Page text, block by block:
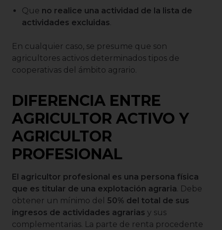
Que no realice una actividad de la lista de
actividades excluidas.
En cualquier caso, se presume que son
agricultores activos determinados tipos de
cooperativas del ámbito agrario.
DIFERENCIA ENTRE
AGRICULTOR ACTIVO Y
AGRICULTOR
PROFESIONAL
El agricultor profesional es una persona física
que es titular de una explotación agraria. Debe
obtener un mínimo del 50% del total de sus
ingresos de actividades agrarias y sus
complementarias. La parte de renta procedente